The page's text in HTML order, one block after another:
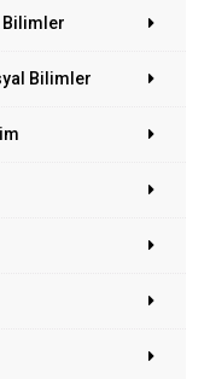
Bilimler
Bilimler